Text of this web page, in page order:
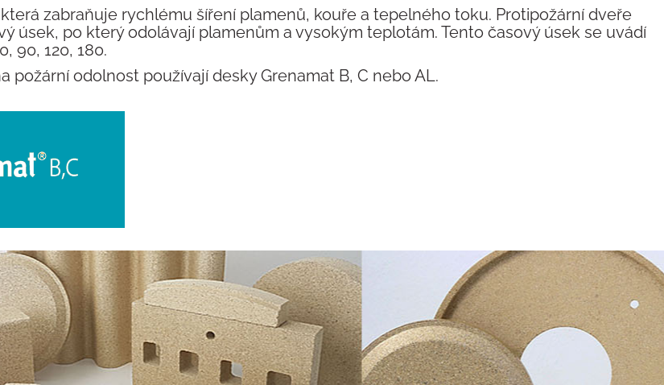
zabraňuje rychlému šíření plamenů, kouře a tepelného toku. Protipožární dveře
úsek, po který odolávají plamenům a vysokým teplotám. Tento časový úsek se uvádí
90, 120, 180.
odolnost používají desky Grenamat B, C nebo AL.